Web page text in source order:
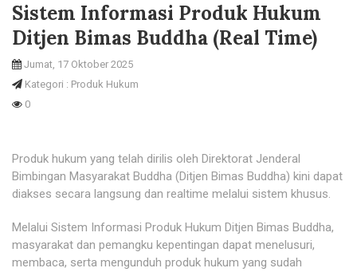
Sistem Informasi Produk Hukum
Ditjen Bimas Buddha (Real Time)
Jumat, 17 Oktober 2025
Kategori : Produk Hukum
0
Produk hukum yang telah dirilis oleh Direktorat Jenderal
Bimbingan Masyarakat Buddha (Ditjen Bimas Buddha) kini dapat
diakses secara langsung dan realtime melalui sistem khusus.
Melalui Sistem Informasi Produk Hukum Ditjen Bimas Buddha,
masyarakat dan pemangku kepentingan dapat menelusuri,
membaca, serta mengunduh produk hukum yang sudah